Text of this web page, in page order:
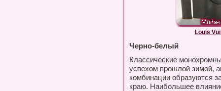
Louis
Черно-белый
Классические
успехом прошлой зимой,
комбинации образуются
краю. Наибольшее